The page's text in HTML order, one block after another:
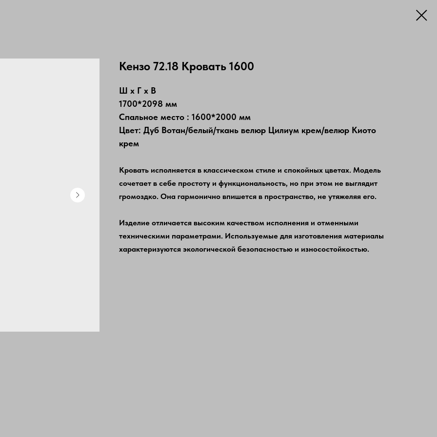
Кензо 72.18 Кровать 1600
Ш х Г х В
1700*2098 мм
Спальное место : 1600*2000 мм
Цвет: Дуб Вотан/белый/ткань велюр Цилиум крем/велюр Киото
крем
Кровать исполняется в классическом стиле и спокойных цветах. Модель
сочетает в себе простоту и функциональность, но при этом не выглядит
громоздко. Она гармонично впишется в пространство, не утяжеляя его.
Изделие отличается высоким качеством исполнения и отменными
техническими параметрами. Используемые для изготовления материалы
характеризуются экологической безопасностью и износостойкостью.